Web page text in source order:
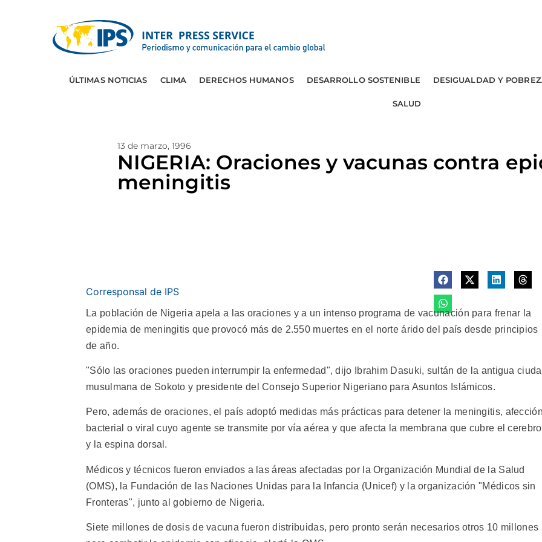
ÚLTIMAS NOTICIAS CLIMA DERECHOS HUMANOS DESARROLLO SOSTENIBLE DESIGUALDAD Y
SALUD
13 de marzo, 1996
NIGERIA: Oraciones y vacunas contra
meningitis
Corresponsal de IPS
La población de Nigeria apela a las oraciones y a un intenso programa de vacunación para frenar la
epidemia de meningitis que provocó más de 2.550 muertes en el norte árido del país desde principios
de año.
"Sólo las oraciones pueden interrumpir la enfermedad", dijo Ibrahim Dasuki, sultán de la antigua
musulmana de Sokoto y presidente del Consejo Superior Nigeriano para Asuntos Islámicos.
Pero, además de oraciones, el país adoptó medidas más prácticas para detener la meningitis,
bacterial o viral cuyo agente se transmite por vía aérea y que afecta la membrana que cubre el cerebro
y la espina dorsal.
Médicos y técnicos fueron enviados a las áreas afectadas por la Organización Mundial de la Salud
(OMS), la Fundación de las Naciones Unidas para la Infancia (Unicef) y la organización "Médicos sin
Fronteras", junto al gobierno de Nigeria.
Siete millones de dosis de vacuna fueron distribuidas, pero pronto serán necesarios otros 10 millones